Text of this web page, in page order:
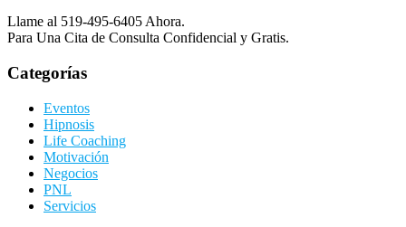
Llame al 519-495-6405 Ahora.
Para Una Cita de Consulta Confidencial y Gratis.
Categorías
Eventos
Hipnosis
Life Coaching
Motivación
Negocios
PNL
Servicios